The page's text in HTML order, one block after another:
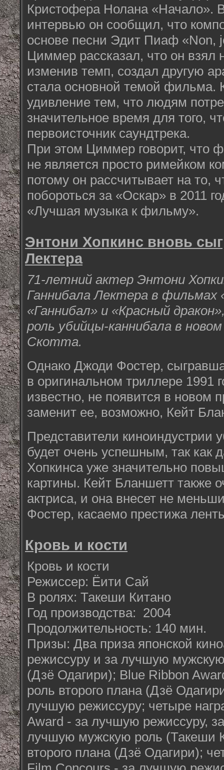
Кристофера Нолана «Начало».
интервью он сообщил, что
основе песни Эдит Пиаф «Non,
Циммер рассказал, что он
изменив темп, создал другую
стала основной темой фильма.
удивление тем, что людям
значительное время для того,
первоисточник саундтрека.
При этом Циммер говорит, что
не является просто римейком
потому он рассчитывает на то,
побороться за «Оскар» в 2011
«Лучшая музыка к фильму».
Энтони Хопкинс вновь
Лектера
71-летний актер Энтони
Ганнибала Лектера в фильмах
«Ганнибал» и «Красный
роль убийцы-каннибала в
Скотта.
Однако Джоди Фостер,
в оригинальном триллере 1991
известно, не появится в новом
заменит ее, возможно, Кейт
Представители
будет очень успешным, так как
Хопкинса уже значительно
картины. Кейт Бланшетт также
актриса, и она внесет не
Фостер, касаемо престижа
Кровь и кости
Кровь и кости
Режиссер: Ёити Сай
В ролях: Такеши Китано
Год производства: 2004
Продолжительность: 140 мин.
Призы: Два приза японской
режиссуру и за лучшую
(Дзё Одагири); Blue Ribbon
роль второго плана (Дзё
лучшую режиссуру; четыре
Award - за лучшую режиссуру,
лучшую мужскую роль (Такеши
второго плана (Дзё Одагири);